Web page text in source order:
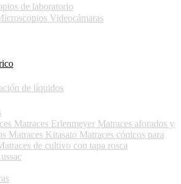
de laboratorio
Videocámaras
de líquidos
Matraces Erlenmeyer Matraces aforados y
Matraces Kitasato Matraces cónicos para
de cultivo con tapa rosca